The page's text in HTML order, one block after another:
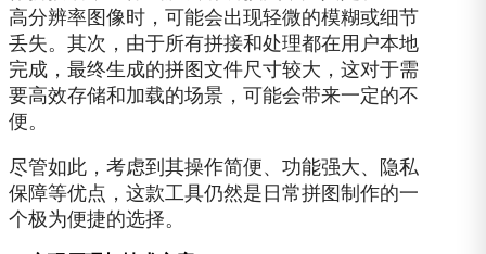
高分辨率图像时，可能会出现轻微的模糊或细节
丢失。其次，由于所有拼接和处理都在用户本地
完成，最终生成的拼图文件尺寸较大，这对于需
要高效存储和加载的场景，可能会带来一定的不
便。
尽管如此，考虑到其操作简便、功能强大、隐私
保障等优点，这款工具仍然是日常拼图制作的一
个极为便捷的选择。